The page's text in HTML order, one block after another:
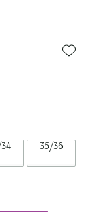
Zet bij
35/36